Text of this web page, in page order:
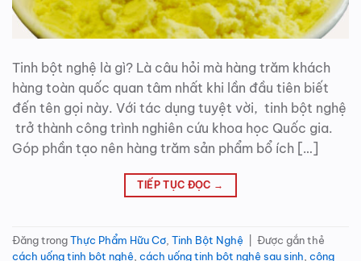
Tinh bột nghệ là gì? Là câu hỏi mà hàng trăm khách
hàng toàn quốc quan tâm nhất khi lần đầu tiên biết
đến tên gọi này. Với tác dụng tuyệt vời, tinh bột nghệ
trở thành công trình nghiên cứu khoa học Quốc gia.
Góp phần tạo nên hàng trăm sản phẩm bổ ích […]
TIẾP TỤC ĐỌC →
Đăng trongThực Phẩm Hữu Cơ Tinh Bột Nghệ
Được gắn thẻ
cách uống tinh bột nghệ cách uống tinh bột nghệ sau sinh công